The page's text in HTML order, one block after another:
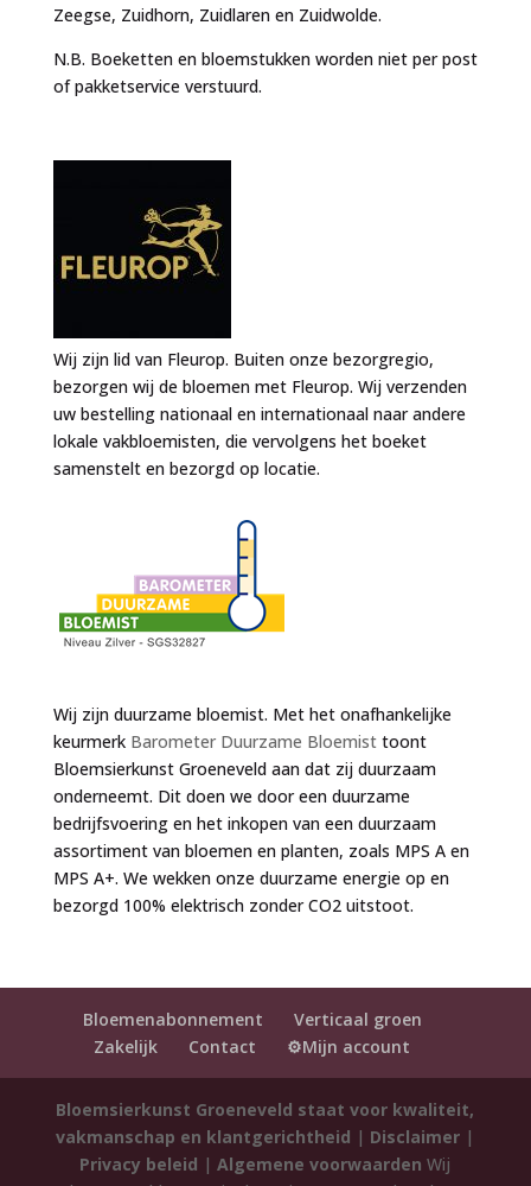
Zeegse, Zuidhorn, Zuidlaren en Zuidwolde.
N.B. Boeketten en bloemstukken worden niet per post
of pakketservice verstuurd.
Wij zijn lid van Fleurop. Buiten onze bezorgregio,
bezorgen wij de bloemen met Fleurop. Wij verzenden
uw bestelling nationaal en internationaal naar andere
lokale vakbloemisten, die vervolgens het boeket
samenstelt en bezorgd op locatie.
Wij zijn duurzame bloemist. Met het onafhankelijke
keurmerk Barometer Duurzame Bloemisttoont
Bloemsierkunst Groeneveld aan dat zij duurzaam
onderneemt. Dit doen we door een duurzame
bedrijfsvoering en het inkopen van een duurzaam
assortiment van bloemen en planten, zoals MPS A en
MPS A+. We wekken onze duurzame energie op en
bezorgd 100% elektrisch zonder CO2 uitstoot.
Bloemenabonnement
Verticaal groen
Zakelijk
Contact ⚙️Mijn account
Bloemsierkunst Groeneveld staat voor kwaliteit,
vakmanschap en klantgerichtheid | Disclaimer |
Privacy beleid |Algemene voorwaarden Wij